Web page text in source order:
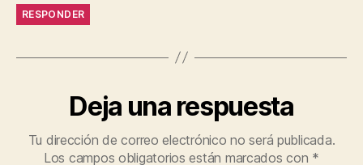
RESPONDER
Deja una respuesta
Tu dirección de correo electrónico no será publicada.
Los campos obligatorios están marcados con *